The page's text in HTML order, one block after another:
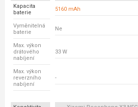
Kapacita
baterie
5160 mAh
Vyměnitelná
baterie
Ne
Max. výkon
drátového
nabíjení
33 W
Max. výkon
reverzního
nabíjení
-